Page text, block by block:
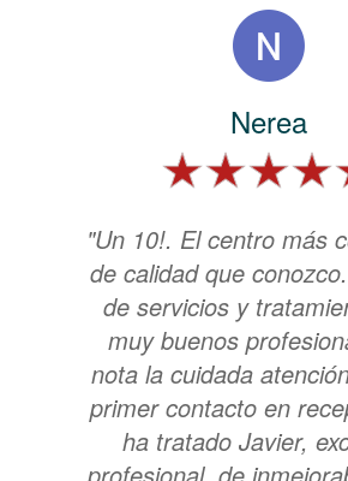
Nerea
"Un 10!. El centro más
de calidad que
de servicios y
muy buenos
nota la cuidada
primer contacto en
ha tratado Javier,